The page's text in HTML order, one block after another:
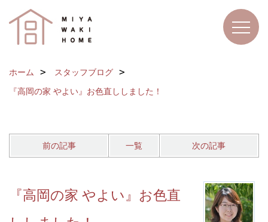
ホーム
スタッフブログ
『高岡の家 やよい』お色直ししました！
前の記事 一覧 次の記事
『高岡の家 やよい』お色直